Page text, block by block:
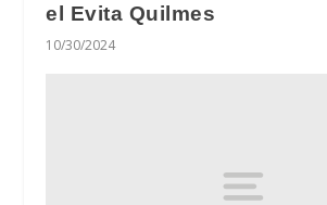
el Evita Quilmes
10/30/2024